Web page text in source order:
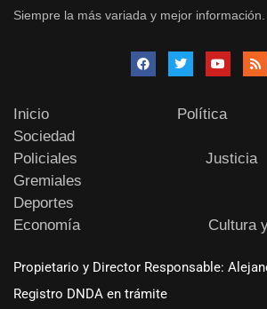
Siempre la más variada y mejor información.
Inicio
Política
Sociedad
Policiales
Justicia
Gremiales
Deportes
Economía
Cultura
Propietario y Director Responsable:
Registro DNDA en trámite